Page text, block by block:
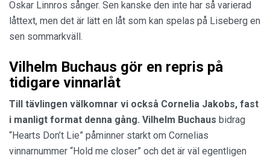
Oskar Linnros sånger. Sen kanske den inte har så varierad
låttext, men det är lätt en låt som kan spelas på Liseberg en
sen sommarkväll.
Vilhelm Buchaus gör en repris på
tidigare vinnarlåt
Till tävlingen välkomnar vi också Cornelia Jakobs, fast
i manligt format denna gång. Vilhelm Buchaus bidrag
“Hearts Don’t Lie” påminner starkt om Cornelias
vinnarnummer “Hold me closer” och det är väl egentligen